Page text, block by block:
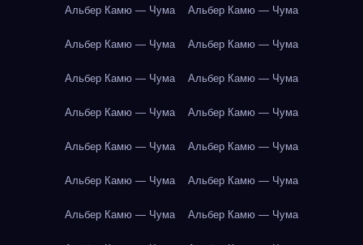
Альбер Камю — Чума Альбер Камю — Чума
Альбер Камю — Чума Альбер Камю — Чума
Альбер Камю — Чума Альбер Камю — Чума
Альбер Камю — Чума Альбер Камю — Чума
Альбер Камю — Чума Альбер Камю — Чума
Альбер Камю — Чума Альбер Камю — Чума
Альбер Камю — Чума Альбер Камю — Чума